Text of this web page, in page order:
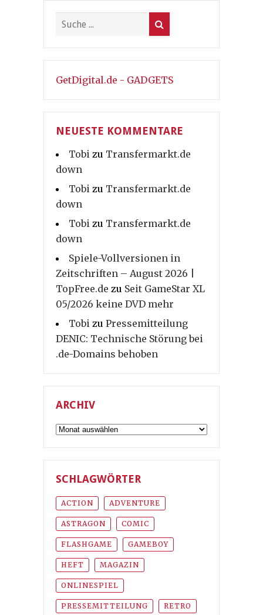
GetDigital.de - GADGETS
NEUESTE KOMMENTARE
Tobi zu Transfermarkt.de
down
Tobi zu Transfermarkt.de
down
Tobi zu Transfermarkt.de
down
Spiele-Vollversionen in
Zeitschriften – August 2026 |
TopFree.de zu Seit GameStar XL
05/2026 keine DVD mehr
Tobi zu Pressemitteilung
DENIC: Technische Störung bei
.de-Domains behoben
ARCHIV
Archiv
SCHLAGWÖRTER
ACTION ADVENTURE
ASTRAGON COMIC
FLASHGAME GAMEBOY
HEFT MAGAZIN
ONLINESPIEL
PRESSEMITTEILUNG RETRO